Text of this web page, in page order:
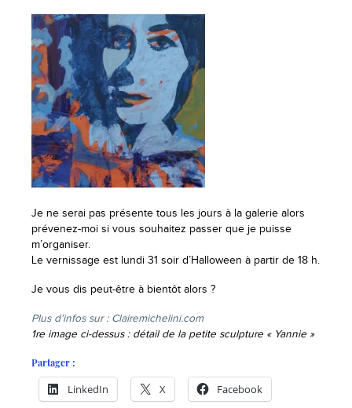
Je ne serai pas présente tous les jours à la galerie alors
prévenez-moi si vous souhaitez passer que je puisse
m’organiser.
Le vernissage est lundi 31 soir d’Halloween à partir de 18 h.
Je vous dis peut-être à bientôt alors ?
Plus d’infos sur : Clairemichelini.com
1re image ci-dessus : détail de la petite sculpture « Yannie »
Partager :
LinkedIn X Facebook